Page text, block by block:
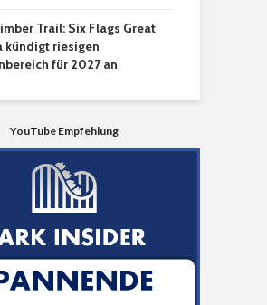
Trail: Six Flags Great
kündigt riesigen
für 2027 an
YouTube Empfehlung